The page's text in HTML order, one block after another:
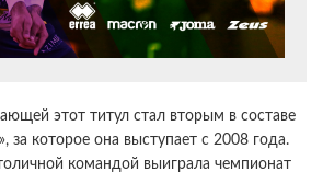
этот титул стал вторым в составе
за которое она выступает с 2008 года.
командой выиграла чемпионат